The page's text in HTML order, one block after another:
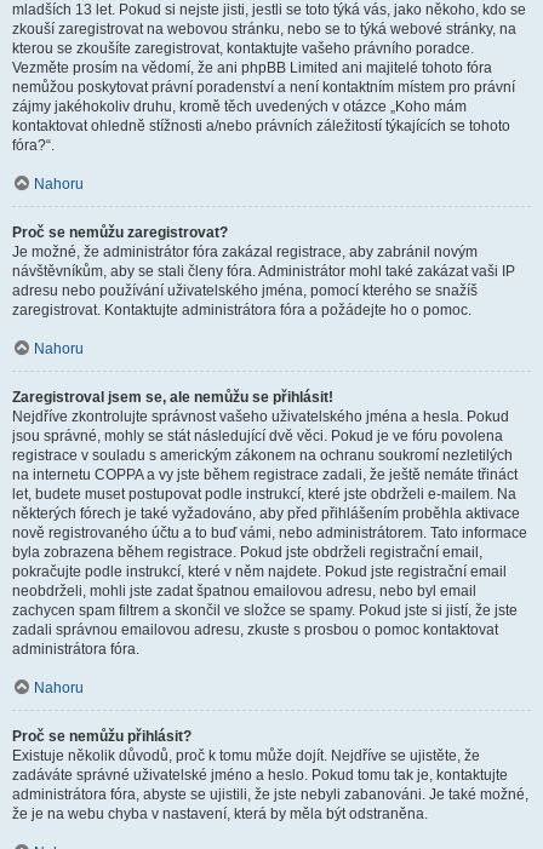
mladších 13 let. Pokud si nejste jisti, jestli se toto týká vás, jako někoho, kdo se
zkouší zaregistrovat na webovou stránku, nebo se to týká webové stránky, na
kterou se zkoušíte zaregistrovat, kontaktujte vašeho právního poradce.
Vezměte prosím na vědomí, že ani phpBB Limited ani majitelé tohoto fóra
nemůžou poskytovat právní poradenství a není kontaktním místem pro právní
zájmy jakéhokoliv druhu, kromě těch uvedených v otázce „Koho mám
kontaktovat ohledně stížnosti a/nebo právních záležitostí týkajících se tohoto
fóra?“.
Nahoru
Proč se nemůžu zaregistrovat?
Je možné, že administrátor fóra zakázal registrace, aby zabránil novým
návštěvníkům, aby se stali členy fóra. Administrátor mohl také zakázat vaši IP
adresu nebo používání uživatelského jména, pomocí kterého se snažíš
zaregistrovat. Kontaktujte administrátora fóra a požádejte ho o pomoc.
Nahoru
Zaregistroval jsem se, ale nemůžu se přihlásit!
Nejdříve zkontrolujte správnost vašeho uživatelského jména a hesla. Pokud
jsou správné, mohly se stát následující dvě věci. Pokud je ve fóru povolena
registrace v souladu s americkým zákonem na ochranu soukromí nezletilých
na internetu COPPA a vy jste během registrace zadali, že ještě nemáte třináct
let, budete muset postupovat podle instrukcí, které jste obdrželi e-mailem. Na
některých fórech je také vyžadováno, aby před přihlášením proběhla aktivace
nově registrovaného účtu a to buď vámi, nebo administrátorem. Tato informace
byla zobrazena během registrace. Pokud jste obdrželi registrační email,
pokračujte podle instrukcí, které v něm najdete. Pokud jste registrační email
neobdrželi, mohli jste zadat špatnou emailovou adresu, nebo byl email
zachycen spam filtrem a skončil ve složce se spamy. Pokud jste si jistí, že jste
zadali správnou emailovou adresu, zkuste s prosbou o pomoc kontaktovat
administrátora fóra.
Nahoru
Proč se nemůžu přihlásit?
Existuje několik důvodů, proč k tomu může dojít. Nejdříve se ujistěte, že
zadáváte správné uživatelské jméno a heslo. Pokud tomu tak je, kontaktujte
administrátora fóra, abyste se ujistili, že jste nebyli zabanováni. Je také možné,
že je na webu chyba v nastavení, která by měla být odstraněna.